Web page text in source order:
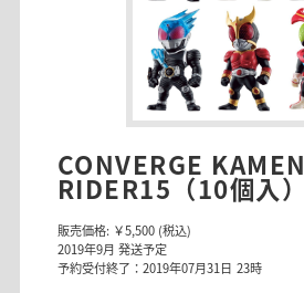
CONVERGE KAMEN
RIDER15（10個入）
販売価格: ￥5,500 (税込)
2019年9月 発送予定
予約受付終了：2019年07月31日 23時